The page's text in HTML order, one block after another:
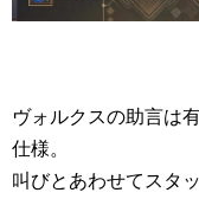
ヴォルクスの助言は
仕様。
叫びとあわせてスタ